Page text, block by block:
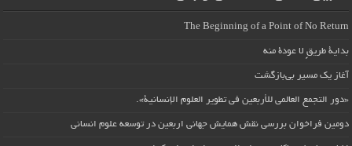
The Beginning of a Point of No Return
بداية طريقٍ لا عودة منه
آغاز یک مسیر بی‌بازگشت
«دور التجمع العالمي للأربعين في تطوير العلوم الإنسانية».
دومین فراخوان بررسی نقش همایش جهانی اربعین در توسعه علوم انسانی